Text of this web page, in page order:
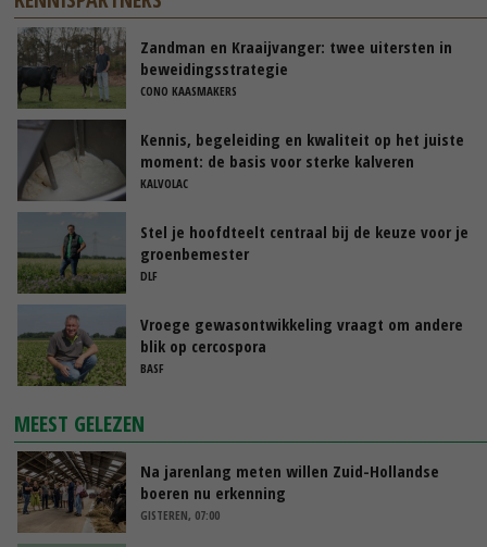
Zandman en Kraaijvanger: twee uitersten in
beweidingsstrategie
CONO KAASMAKERS
Kennis, begeleiding en kwaliteit op het juiste
moment: de basis voor sterke kalveren
KALVOLAC
Stel je hoofdteelt centraal bij de keuze voor je
groenbemester
DLF
Vroege gewasontwikkeling vraagt om andere
blik op cercospora
BASF
MEEST GELEZEN
Na jarenlang meten willen Zuid-Hollandse
boeren nu erkenning
GISTEREN, 07:00